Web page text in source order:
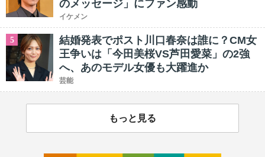
のメッセージ」にファン感動
イケメン
5
結婚発表でポスト川口春奈は誰に？CM女
王争いは「今田美桜VS芦田愛菜」の2強
へ、あのモデル女優も大躍進か
芸能
もっと見る